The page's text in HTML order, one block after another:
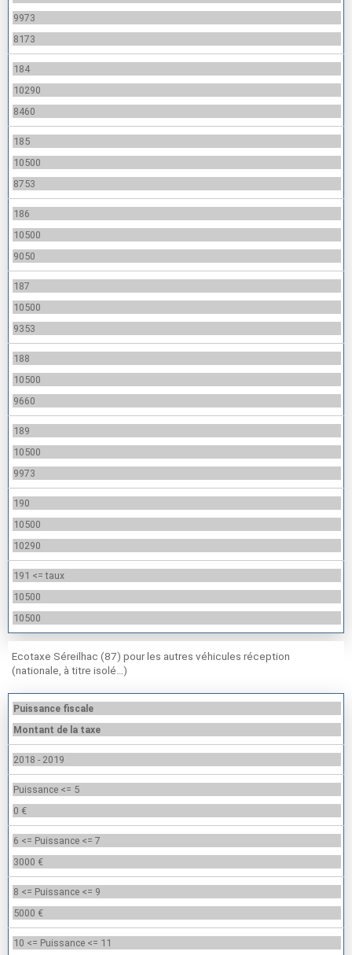
9973
8173
184
10290
8460
185
10500
8753
186
10500
9050
187
10500
9353
188
10500
9660
189
10500
9973
190
10500
10290
191 <= taux
10500
10500
Ecotaxe Séreilhac (87) pour les autres véhicules réception
(nationale, à titre isolé…)
Puissance fiscale
Montant de la taxe
2018 - 2019
Puissance <= 5
0 €
6 <= Puissance <= 7
3000 €
8 <= Puissance <= 9
5000 €
10 <= Puissance <= 11